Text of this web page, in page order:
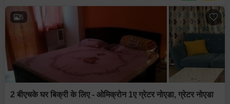
5
2 बीएचके घर बिक्री के लिए - ओमिक्रोन 1ए ग्रेटर नोएडा, ग्रेटर नोएडा